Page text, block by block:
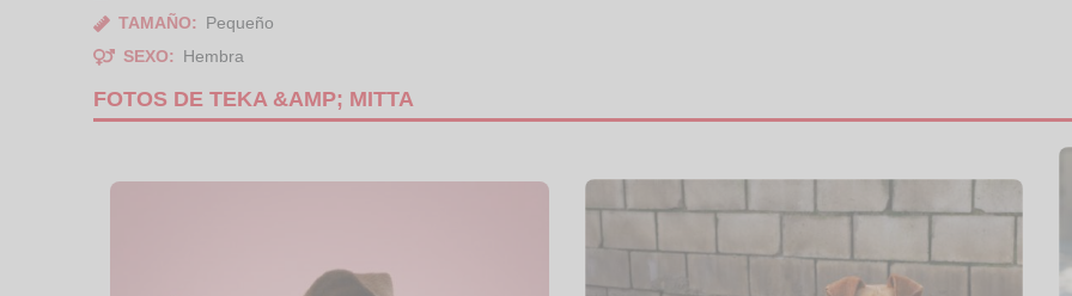
TAMAÑO:
Pequeño
SEXO:
Hembra
FOTOS DE TEKA &AMP; MITTA